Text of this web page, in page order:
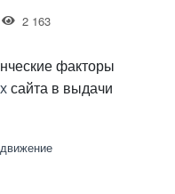
2 163
факторы
сайта в выдачи